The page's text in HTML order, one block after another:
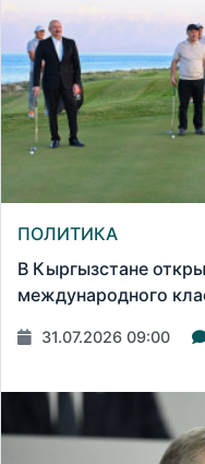
ПОЛИТИКА
В Кыргызстане
международного
31.07.2026 09:00